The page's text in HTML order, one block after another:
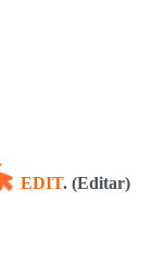
EDIT. (Editar)